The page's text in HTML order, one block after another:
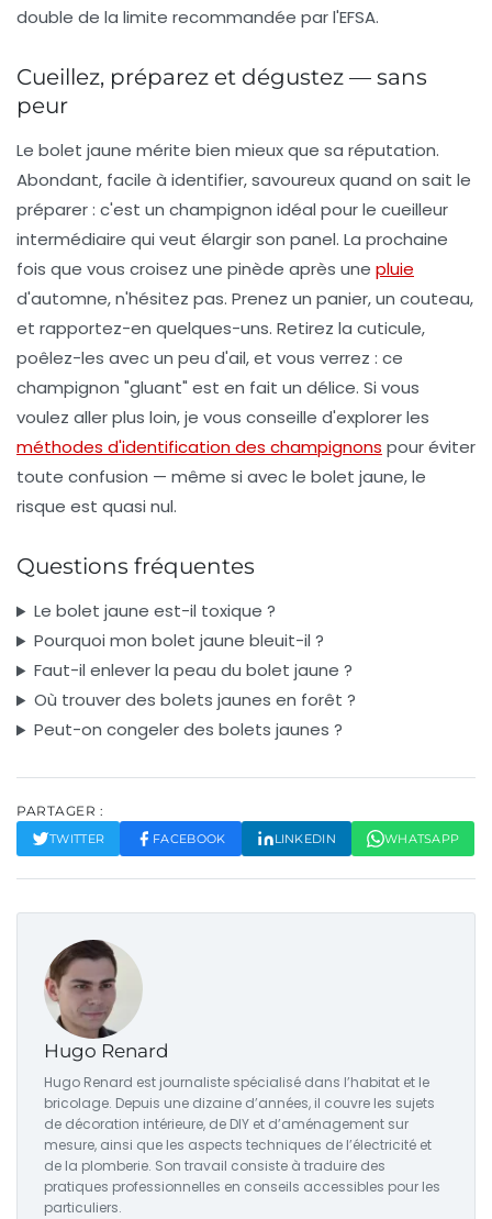
double de la limite recommandée par l'EFSA.
Cueillez, préparez et dégustez — sans
peur
Le bolet jaune mérite bien mieux que sa réputation.
Abondant, facile à identifier, savoureux quand on sait le
préparer : c'est un champignon idéal pour le cueilleur
intermédiaire qui veut élargir son panel. La prochaine
fois que vous croisez une pinède après une pluie
d'automne, n'hésitez pas. Prenez un panier, un couteau,
et rapportez-en quelques-uns. Retirez la cuticule,
poêlez-les avec un peu d'ail, et vous verrez : ce
champignon "gluant" est en fait un délice. Si vous
voulez aller plus loin, je vous conseille d'explorer les
méthodes d'identification des champignons pour éviter
toute confusion — même si avec le bolet jaune, le
risque est quasi nul.
Questions fréquentes
Le bolet jaune est-il toxique ?
Pourquoi mon bolet jaune bleuit-il ?
Faut-il enlever la peau du bolet jaune ?
Où trouver des bolets jaunes en forêt ?
Peut-on congeler des bolets jaunes ?
PARTAGER :
TWITTER FACEBOOK LINKEDIN WHATSAPP
Hugo Renard
Hugo Renard est journaliste spécialisé dans l’habitat et le
bricolage. Depuis une dizaine d’années, il couvre les sujets
de décoration intérieure, de DIY et d’aménagement sur
mesure, ainsi que les aspects techniques de l’électricité et
de la plomberie. Son travail consiste à traduire des
pratiques professionnelles en conseils accessibles pour les
particuliers.